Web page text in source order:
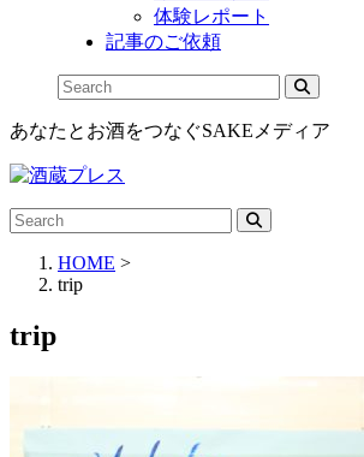
体験レポート
記事のご依頼
あなたとお酒をつなぐSAKEメディア
HOME >
trip
trip